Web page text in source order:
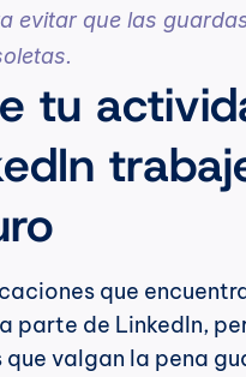
evitar que las
tu
que
parte de LinkedIn,
valgan la pena